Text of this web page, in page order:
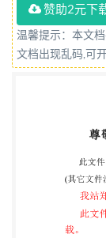
运指南 GB/
出版社出版发
（100029）
赞助2元下
温馨提示：本文
文档出现乱码,可